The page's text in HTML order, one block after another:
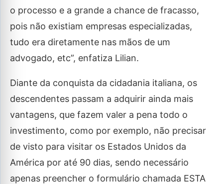
o processo e a grande a chance de fracasso,
pois não existiam empresas especializadas,
tudo era diretamente nas mãos de um
advogado, etc”, enfatiza Lilian.
Diante da conquista da cidadania italiana, os
descendentes passam a adquirir ainda mais
vantagens, que fazem valer a pena todo o
investimento, como por exemplo, não precisar
de visto para visitar os Estados Unidos da
América por até 90 dias, sendo necessário
apenas preencher o formulário chamada ESTA